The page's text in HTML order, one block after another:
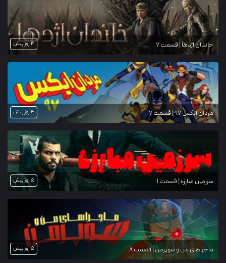
خاندان اژدها | قسمت 7 4 روز پیش
مردان ایکس ۹۷ | قسمت 7 4 روز پیش
سرزمین مبارزه | قسمت 1 5 روز پیش
ماجراهای من و سوپرمن | قسمت 8 5 روز پیش